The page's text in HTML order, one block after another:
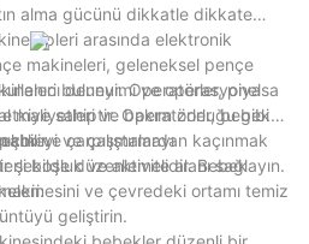
alma gücünü dikkatle dikkate
tipleri arasında elektronik
makineleri, geleneksel pençe
bulunur. Operatörler, piyasa
maliyetleri ve bakım zorluğu gibi
deneyimi ve operasyonel
sahiptir. Operatörler, bebek
ve çalıştırmayı
şekilde düzenlemelidir. Bebek
ve çarpışmalardan kaçınmak
boşluk ve aktivite alanı sağlayın.
ve çevredeki ortamı temiz
geliştirin.